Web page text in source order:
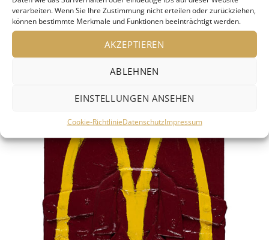
verarbeiten. Wenn Sie Ihre Zustimmung nicht erteilen oder zurückziehen,
können bestimmte Merkmale und Funktionen beeinträchtigt werden.
AKZEPTIEREN
ABLEHNEN
EINSTELLUNGEN ANSEHEN
Cookie-RichtlinieDatenschutzImpressum
Georg Barinov: Laika, 100x56cm, 2015, Acryl and
Varnish on Wood